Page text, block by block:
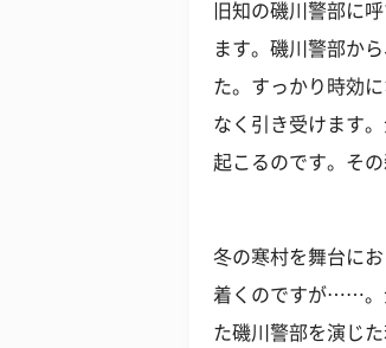
旧知の磯川警部に
ます。磯川警部か
た。すっかり時効
なく引き受けます
起こるのです。そ
冬の寒村を舞台に
着くのですが……。
た磯川警部を演じ